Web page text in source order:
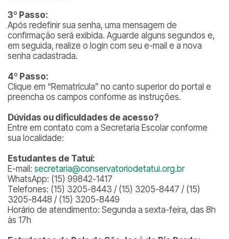
3º Passo:
Após redefinir sua senha, uma mensagem de
confirmação será exibida. Aguarde alguns segundos e,
em seguida, realize o login com seu e-mail e a nova
senha cadastrada.
4º Passo:
Clique em “Rematrícula” no canto superior do portal e
preencha os campos conforme as instruções.
Dúvidas ou dificuldades de acesso?
Entre em contato com a Secretaria Escolar conforme
sua localidade:
Estudantes de Tatuí:
E-mail: secretaria@conservatoriodetatui.org.br
WhatsApp: (15) 99842-1417
Telefones: (15) 3205-8443 / (15) 3205-8447 / (15)
3205-8448 / (15) 3205-8449
Horário de atendimento: Segunda a sexta-feira, das 8h
às 17h